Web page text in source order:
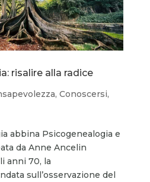
risalire alla radice
, Conoscersi,
abbina Psicogenealogia e
da Anne Ancelin
anni 70, la
sull’osservazione del